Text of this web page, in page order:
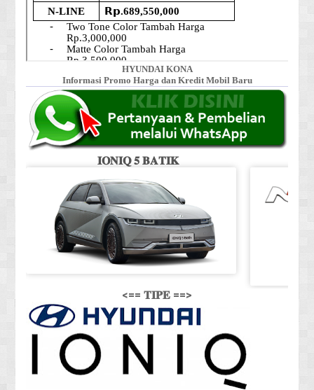
HYUNDAI KONA
Informasi Promo Harga dan Kredit Mobil Baru
𝐈𝐎𝐍𝐈𝐐 𝟓 𝐁𝐀𝐓𝐈𝐊
<== 𝐓𝐈𝐏𝐄 ==>